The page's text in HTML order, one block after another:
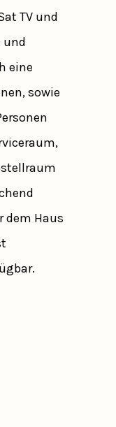
TV und
und
eine
sowie
dem Haus